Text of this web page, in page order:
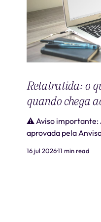
Retatrutida: o
quando chega
⚠️ Aviso importante:
aprovada pela
como "retatrutida"
16 jul 202611 min read